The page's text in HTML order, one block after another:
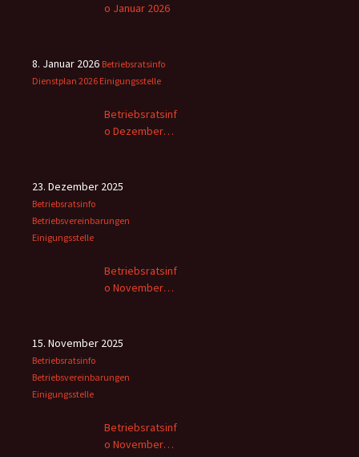
o Januar 2026
8. Januar 2026 Betriebsratsinfo
Dienstplan 2026 Einigungsstelle
Betriebsratsinf
o Dezember
23. Dezember 2025
Betriebsratsinfo
Betriebsvereinbarungen
Einigungsstelle
Betriebsratsinf
o November
15. November 2025
Betriebsratsinfo
Betriebsvereinbarungen
Einigungsstelle
Betriebsratsinf
o November